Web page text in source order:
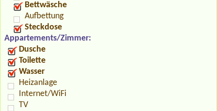
Bettwäsche
Aufbettung
Steckdose
Appartements/Zimmer:
Dusche
Toilette
Wasser
Heizanlage
Internet/WiFi
TV